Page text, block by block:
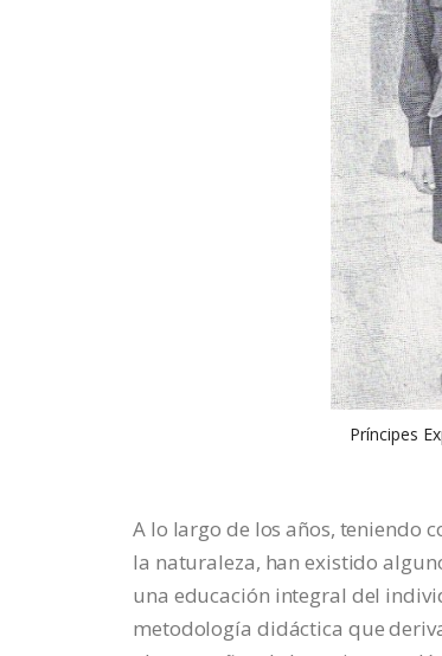
Príncipes
A lo largo de los años, teniendo
la naturaleza, han existido
una educación integral del
metodología didáctica que